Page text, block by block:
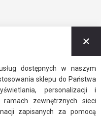
dostępnych w naszym
sklepu do Państwa
personalizacji i
zewnętrznych sieci
zapisanych za pomocą